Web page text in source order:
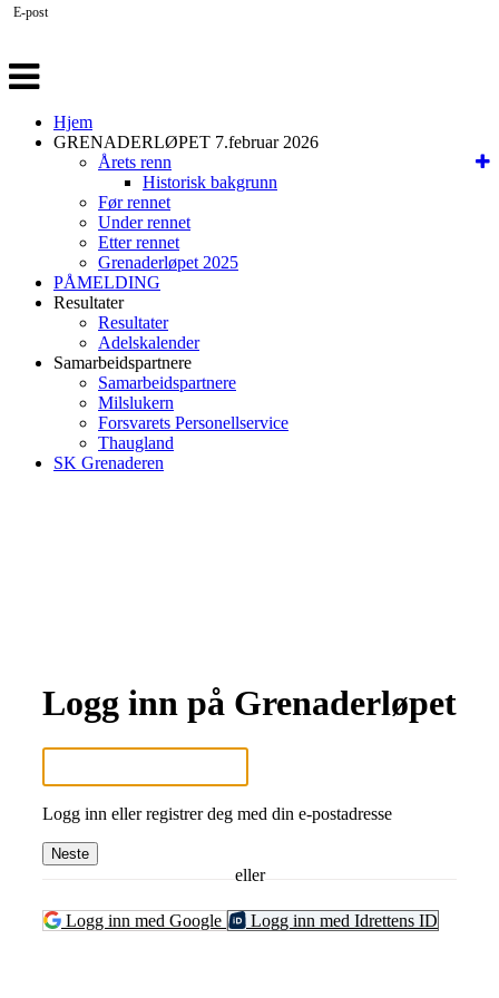
Veksle
navigasjon
Hjem
GRENADERLØPET 7.februar 2026
Årets renn
Historisk bakgrunn
Før rennet
Under rennet
Etter rennet
Grenaderløpet 2025
PÅMELDING
Resultater
Resultater
Adelskalender
Samarbeidspartnere
Samarbeidspartnere
Milslukern
Forsvarets Personellservice
Thaugland
SK Grenaderen
Logg inn på Grenaderløpet
E-post
Logg inn eller registrer deg med din e-postadresse
Neste
eller
Logg inn med Google Logg inn med Idrettens ID